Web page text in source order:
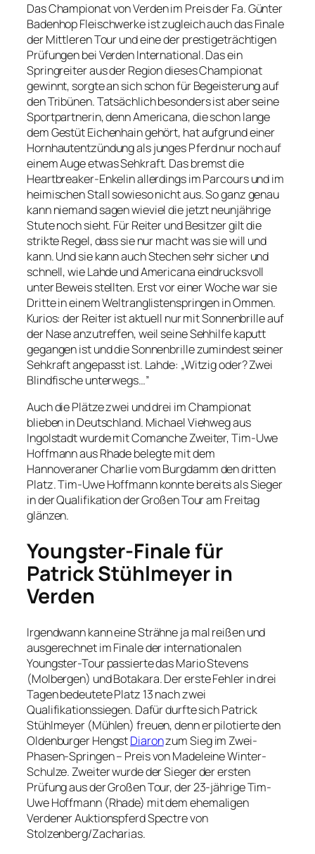
Das Championat von Verden im Preis der Fa. Günter
Badenhop Fleischwerke ist zugleich auch das Finale
der Mittleren Tour und eine der prestigeträchtigen
Prüfungen bei Verden International. Das ein
Springreiter aus der Region dieses Championat
gewinnt, sorgte an sich schon für Begeisterung auf
den Tribünen. Tatsächlich besonders ist aber seine
Sportpartnerin, denn Americana, die schon lange
dem Gestüt Eichenhain gehört, hat aufgrund einer
Hornhautentzündung als junges Pferd nur noch auf
einem Auge etwas Sehkraft. Das bremst die
Heartbreaker-Enkelin allerdings im Parcours und im
heimischen Stall sowieso nicht aus. So ganz genau
kann niemand sagen wieviel die jetzt neunjährige
Stute noch sieht. Für Reiter und Besitzer gilt die
strikte Regel, dass sie nur macht was sie will und
kann. Und sie kann auch Stechen sehr sicher und
schnell, wie Lahde und Americana eindrucksvoll
unter Beweis stellten. Erst vor einer Woche war sie
Dritte in einem Weltranglistenspringen in Ommen.
Kurios: der Reiter ist aktuell nur mit Sonnenbrille auf
der Nase anzutreffen, weil seine Sehhilfe kaputt
gegangen ist und die Sonnenbrille zumindest seiner
Sehkraft angepasst ist. Lahde: „Witzig oder? Zwei
Blindfische unterwegs…”
Auch die Plätze zwei und drei im Championat
blieben in Deutschland. Michael Viehweg aus
Ingolstadt wurde mit Comanche Zweiter, Tim-Uwe
Hoffmann aus Rhade belegte mit dem
Hannoveraner Charlie vom Burgdamm den dritten
Platz. Tim-Uwe Hoffmann konnte bereits als Sieger
in der Qualifikation der Großen Tour am Freitag
glänzen.
Youngster-Finale für
Patrick Stühlmeyer in
Verden
Irgendwann kann eine Strähne ja mal reißen und
ausgerechnet im Finale der internationalen
Youngster-Tour passierte das Mario Stevens
(Molbergen) und Botakara. Der erste Fehler in drei
Tagen bedeutete Platz 13 nach zwei
Qualifikationssiegen. Dafür durfte sich Patrick
Stühlmeyer (Mühlen) freuen, denn er pilotierte den
Oldenburger HengstDiaronzum Sieg im Zwei-
Phasen-Springen – Preis von Madeleine Winter-
Schulze. Zweiter wurde der Sieger der ersten
Prüfung aus der Großen Tour, der 23-jährige Tim-
Uwe Hoffmann (Rhade) mit dem ehemaligen
Verdener Auktionspferd Spectre von
Stolzenberg/Zacharias.